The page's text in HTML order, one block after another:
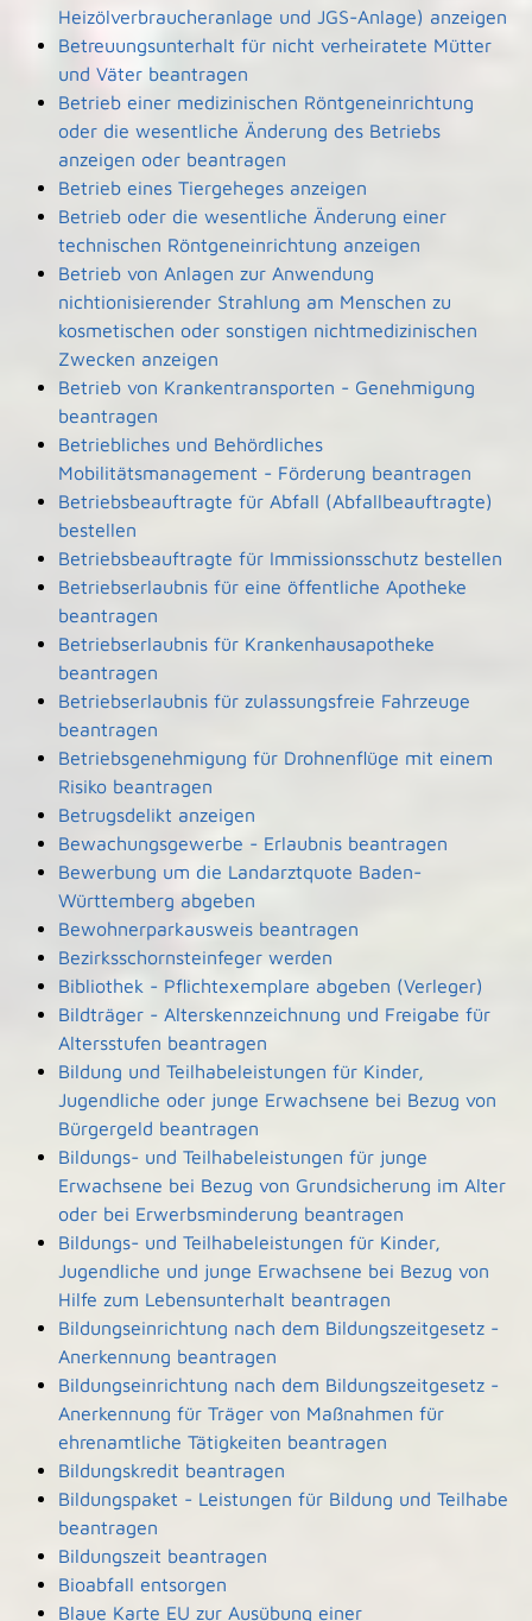
Heizölverbraucheranlage und JGS-Anlage) anzeigen
Betreuungsunterhalt für nicht verheiratete Mütter
und Väter beantragen
Betrieb einer medizinischen Röntgeneinrichtung
oder die wesentliche Änderung des Betriebs
anzeigen oder beantragen
Betrieb eines Tiergeheges anzeigen
Betrieb oder die wesentliche Änderung einer
technischen Röntgeneinrichtung anzeigen
Betrieb von Anlagen zur Anwendung
nichtionisierender Strahlung am Menschen zu
kosmetischen oder sonstigen nichtmedizinischen
Zwecken anzeigen
Betrieb von Krankentransporten - Genehmigung
beantragen
Betriebliches und Behördliches
Mobilitätsmanagement - Förderung beantragen
Betriebsbeauftragte für Abfall (Abfallbeauftragte)
bestellen
Betriebsbeauftragte für Immissionsschutz bestellen
Betriebserlaubnis für eine öffentliche Apotheke
beantragen
Betriebserlaubnis für Krankenhausapotheke
beantragen
Betriebserlaubnis für zulassungsfreie Fahrzeuge
beantragen
Betriebsgenehmigung für Drohnenflüge mit einem
Risiko beantragen
Betrugsdelikt anzeigen
Bewachungsgewerbe - Erlaubnis beantragen
Bewerbung um die Landarztquote Baden-
Württemberg abgeben
Bewohnerparkausweis beantragen
Bezirksschornsteinfeger werden
Bibliothek - Pflichtexemplare abgeben (Verleger)
Bildträger - Alterskennzeichnung und Freigabe für
Altersstufen beantragen
Bildung und Teilhabeleistungen für Kinder,
Jugendliche oder junge Erwachsene bei Bezug von
Bürgergeld beantragen
Bildungs- und Teilhabeleistungen für junge
Erwachsene bei Bezug von Grundsicherung im Alter
oder bei Erwerbsminderung beantragen
Bildungs- und Teilhabeleistungen für Kinder,
Jugendliche und junge Erwachsene bei Bezug von
Hilfe zum Lebensunterhalt beantragen
Bildungseinrichtung nach dem Bildungszeitgesetz -
Anerkennung beantragen
Bildungseinrichtung nach dem Bildungszeitgesetz -
Anerkennung für Träger von Maßnahmen für
ehrenamtliche Tätigkeiten beantragen
Bildungskredit beantragen
Bildungspaket - Leistungen für Bildung und Teilhabe
beantragen
Bildungszeit beantragen
Bioabfall entsorgen
Blaue Karte EU zur Ausübung einer